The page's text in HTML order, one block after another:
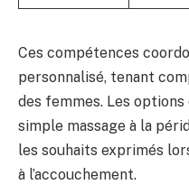
Ces compétences
personnalisé, tenant
des femmes. Les options
simple massage à la
les souhaits exprimés
à l’accouchement.